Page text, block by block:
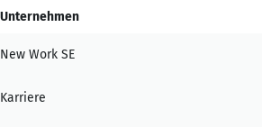
Unternehmen
New Work SE
Karriere